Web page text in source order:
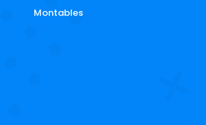
Montables